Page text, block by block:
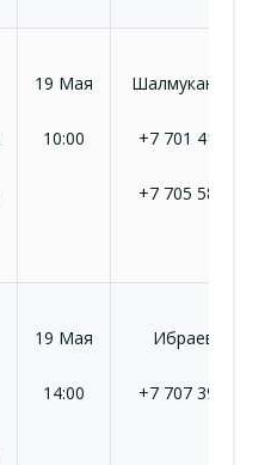
19 Мая
10:00
Шалмуканова
+7 701 410 41
+7 705 580 82
19 Мая
14:00
Ибраева Р.Т.
+7 707 395 08